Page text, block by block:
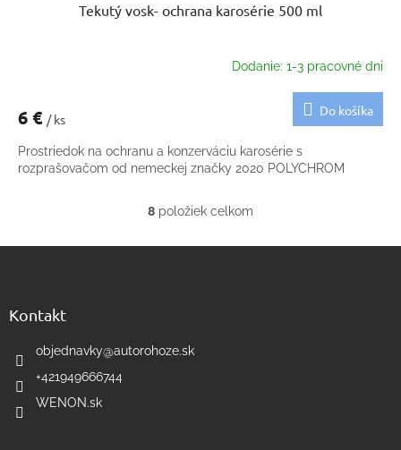
Tekutý vosk- ochrana karosérie 500 ml
Dodanie: 1-3 pracovné dni
6 € / ks
Do košíka
Prostriedok na ochranu a konzerváciu karosérie s
rozprašovačom od nemeckej značky 2020 POLYCHROM
O
8 položiek celkom
Kontakt
objednavky@autorohoze.sk
+421949666744
WENON.sk